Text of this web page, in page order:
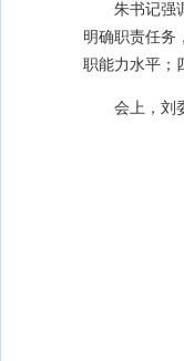
朱书记强
明确职责任务
职能力水平；
会上，刘